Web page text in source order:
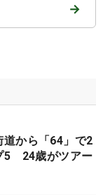
→
道から「64」で2
5 24歳がツアー